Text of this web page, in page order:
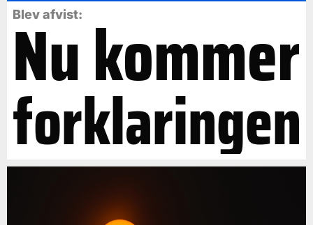
Blev afvist:
Nu kommer
forklaringen